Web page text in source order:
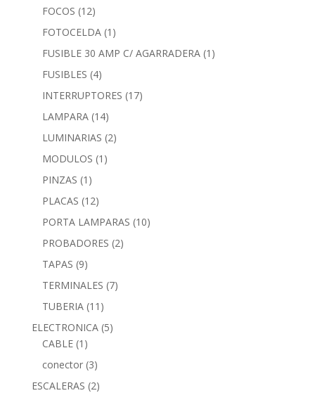
FOCOS (12)
FOTOCELDA (1)
FUSIBLE 30 AMP C/ AGARRADERA (1)
FUSIBLES (4)
INTERRUPTORES (17)
LAMPARA (14)
LUMINARIAS (2)
MODULOS (1)
PINZAS (1)
PLACAS (12)
PORTA LAMPARAS (10)
PROBADORES (2)
TAPAS (9)
TERMINALES (7)
TUBERIA (11)
ELECTRONICA (5)
CABLE (1)
conector (3)
ESCALERAS (2)